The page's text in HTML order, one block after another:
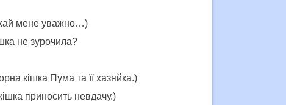
мене уважно…)
не зурочила?
кішка Пума та її хазяйка.)
приносить невдачу.)